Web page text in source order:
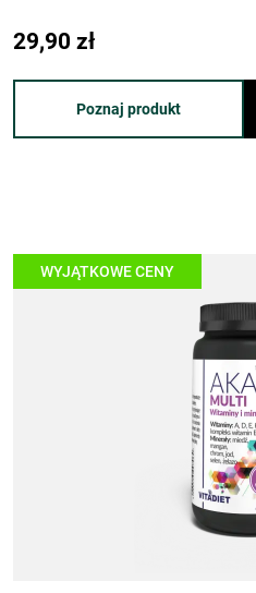
29,90 zł
Poznaj produkt
WYJĄTKOWE CENY